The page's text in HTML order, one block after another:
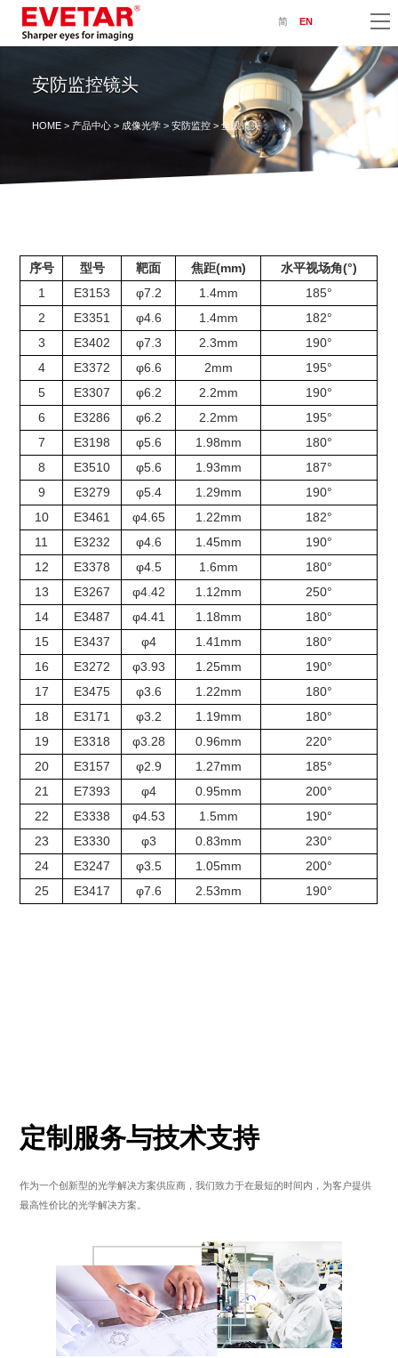
简 EN
安防监控镜头
HOME> 产品中心> 成像光学> 安防监控> 鱼眼镜头
序号 型号 靶面 焦距(mm)
水平视场角(°)
1
E3153 φ7.2 1.4mm
185°
2
E3351 φ4.6 1.4mm
182°
3
E3402 φ7.3 2.3mm
190°
4
E3372 φ6.6 2mm
195°
5
E3307 φ6.2 2.2mm
190°
6
E3286 φ6.2 2.2mm
195°
7
E3198 φ5.6 1.98mm
180°
8
E3510 φ5.6 1.93mm
187°
9
E3279 φ5.4 1.29mm
190°
10
E3461 φ4.65 1.22mm
182°
11
E3232 φ4.6 1.45mm
190°
12
E3378 φ4.5 1.6mm
180°
13
E3267 φ4.42 1.12mm
250°
14
E3487 φ4.41 1.18mm
180°
15
E3437 φ4 1.41mm
180°
16
E3272 φ3.93 1.25mm
190°
17
E3475 φ3.6 1.22mm
180°
18
E3171 φ3.2 1.19mm
180°
19
E3318 φ3.28 0.96mm
220°
20
E3157 φ2.9 1.27mm
185°
21
E7393 φ4 0.95mm
200°
22
E3338 φ4.53 1.5mm
190°
23
E3330 φ3 0.83mm
230°
24
E3247 φ3.5 1.05mm
200°
25
E3417 φ7.6 2.53mm 190°
定制服务与技术支持
作为一个创新型的光学解决方案供应商，我们致力于在最短的时间内，为客户提供
最高性价比的光学解决方案。